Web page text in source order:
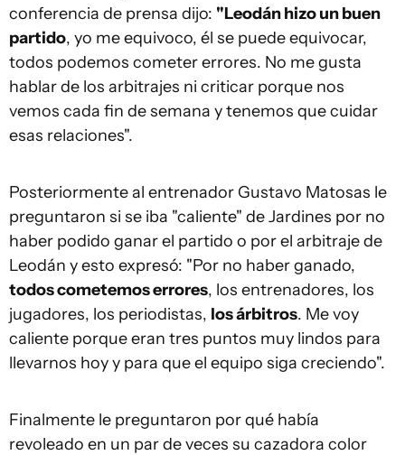
conferencia de prensa dijo: "Leodán hizo un buen
partido, yo me equivoco, él se puede equivocar,
todos podemos cometer errores. No me gusta
hablar de los arbitrajes ni criticar porque nos
vemos cada fin de semana y tenemos que cuidar
esas relaciones".
Posteriormente al entrenador Gustavo Matosas le
preguntaron si se iba "caliente" de Jardines por no
haber podido ganar el partido o por el arbitraje de
Leodán y esto expresó: "Por no haber ganado,
todos cometemos errores, los entrenadores, los
jugadores, los periodistas, los árbitros. Me voy
caliente porque eran tres puntos muy lindos para
llevarnos hoy y para que el equipo siga creciendo".
Finalmente le preguntaron por qué había
revoleado en un par de veces su cazadora color